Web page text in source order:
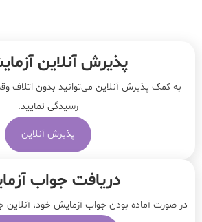
پذیرش آنلاین
به کمک پذیرش آنلاین می‌توانید بدون اتلاف
رسیدگی نمایید.
پذیرش آنلاین
دریافت جواب
در صورت آماده بودن جواب آزمایش خود، آنلاین